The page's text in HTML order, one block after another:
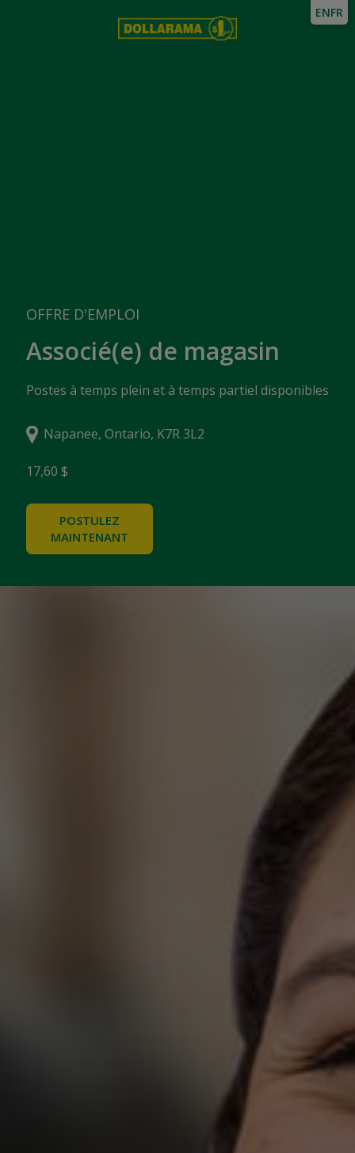
OFFRE D'EMPLOI
Associé(e) de magasin
Postes à temps plein et à temps partiel disponibles
Napanee, Ontario, K7R 3L2
17,60 $
POSTULEZ
MAINTENANT
ENFR